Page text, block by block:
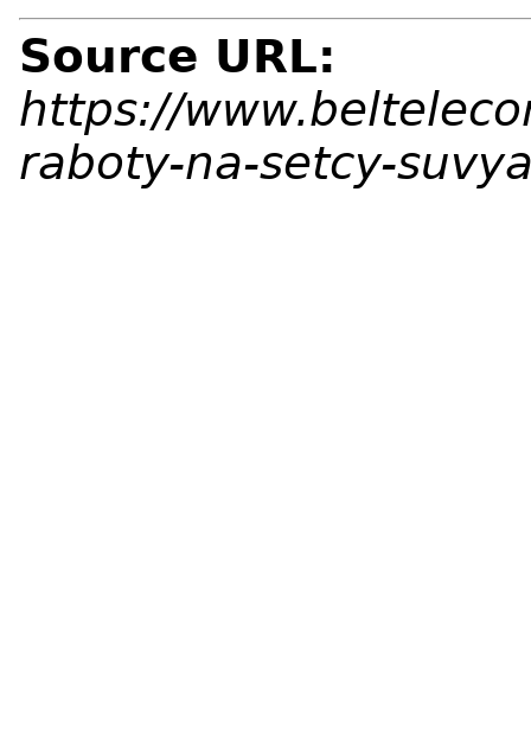
Source URL:
https://
raboty-na-setcy-